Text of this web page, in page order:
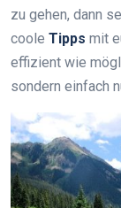
zu gehen, dann
coole Tipps mit
effizient wie
sondern einfach